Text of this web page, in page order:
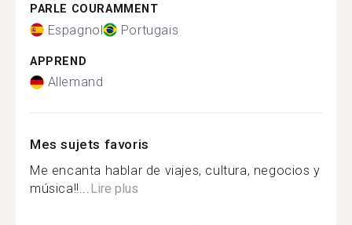
PARLE COURAMMENT
Espagnol Portugais
APPREND
Allemand
Mes sujets favoris
Me encanta hablar de viajes, cultura, negocios y
música!!...Lire plus